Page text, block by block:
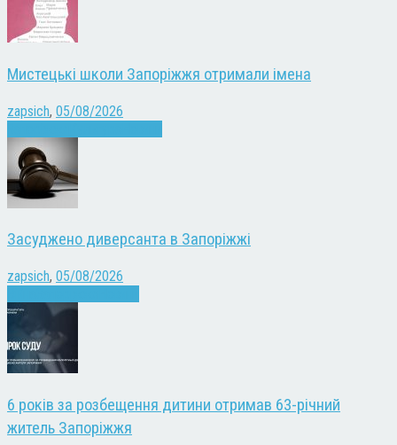
Мистецькі школи Запоріжжя отримали імена
zapsich, 05/08/2026
Засуджено диверсанта в Запоріжжі
zapsich, 05/08/2026
6 років за розбещення дитини отримав 63-річний
житель Запоріжжя